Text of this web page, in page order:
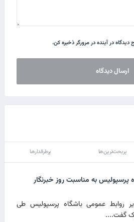
دیدگاه در آینده در مرورگر ذخیره کن.
پربحث‌ترین‌ها پرطرفدارها
پرسپولیس به مناسبت روز خبرنگار
روابط عمومی باشگاه پرسپولیس طی
گفت....